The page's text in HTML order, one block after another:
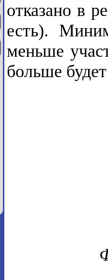
отказано в
есть).
меньше
больше